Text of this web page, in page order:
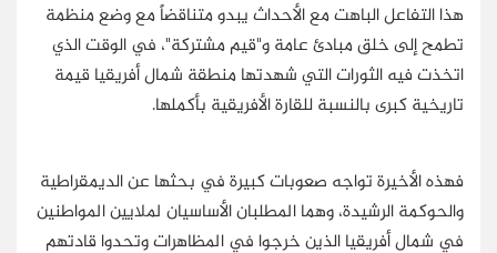
هذا التفاعل الباهت مع الأحداث يبدو متناقضاً مع وضع منظمة
تطمح إلى خلق مبادئ عامة و"قيم مشتركة"، في الوقت الذي
اتخذت فيه الثورات التي شهدتها منطقة شمال أفريقيا قيمة
تاريخية كبرى بالنسبة للقارة الأفريقية بأكملها.
فهذه الأخيرة تواجه صعوبات كبيرة في بحثها عن الديمقراطية
والحوكمة الرشيدة، وهما المطلبان الأساسيان لملايين المواطنين
في شمال أفريقيا الذين خرجوا في المظاهرات وتحدوا قادتهم